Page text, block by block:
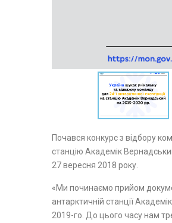
Почався конкурс з відбору
станцію Академік
27 вересня 2018 року.
«Ми починаємо прийом
антарктичній станції
2019-го. До цього часу нам